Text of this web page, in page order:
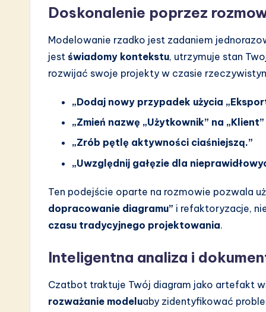
Doskonalenie poprzez
Modelowanie rzadko jest zadaniem
jest świadomy kontekstu, utrzymuje stan
rozwijać swoje projekty w czasie
„Dodaj nowy przypadek użycia
„Zmień nazwę „Użytkownik” na
„Zrób pętlę aktywności ciaśniejszą.”
„Uwzględnij gałęzie dla
Ten podejście oparte na rozmowie pozwala
dopracowanie diagramu” i refaktoryzacje,
czasu tradycyjnego projektowania.
Inteligentna analiza i
Czatbot traktuje Twój diagram jako artefakt
rozważanie modeluaby zidentyfikować